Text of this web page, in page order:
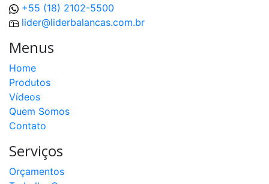
+55 (18) 2102-5500
lider@liderbalancas.com.br
Menus
Home
Produtos
Vídeos
Quem Somos
Contato
Serviços
Orçamentos